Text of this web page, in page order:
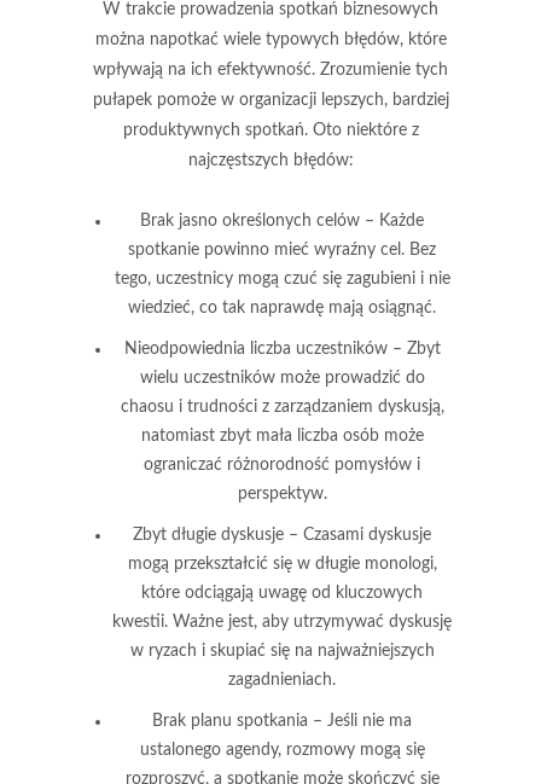
W trakcie prowadzenia spotkań biznesowych
można napotkać wiele typowych błędów, które
wpływają na ich efektywność. Zrozumienie tych
pułapek pomoże w organizacji lepszych, bardziej
produktywnych spotkań. Oto niektóre z
najczęstszych błędów:
Brak jasno określonych celów – Każde
spotkanie powinno mieć wyraźny cel. Bez
tego, uczestnicy mogą czuć się zagubieni i nie
wiedzieć, co tak naprawdę mają osiągnąć.
Nieodpowiednia liczba uczestników– Zbyt
wielu uczestników może prowadzić do
chaosu i trudności z zarządzaniem dyskusją,
natomiast zbyt mała liczba osób może
ograniczać różnorodność pomysłów i
perspektyw.
Zbyt długie dyskusje – Czasami dyskusje
mogą przekształcić się w długie monologi,
które odciągają uwagę od kluczowych
kwestii. Ważne jest, aby utrzymywać dyskusję
w ryzach i skupiać się na najważniejszych
zagadnieniach.
Brak planu spotkania – Jeśli nie ma
ustalonego agendy, rozmowy mogą się
rozproszyć, a spotkanie może skończyć się